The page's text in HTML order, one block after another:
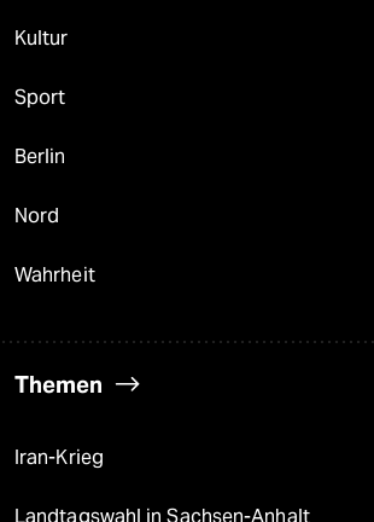
Kultur
Sport
Berlin
Nord
Wahrheit
Themen
Iran-Krieg
Landtagswahl in Sachsen-Anhalt